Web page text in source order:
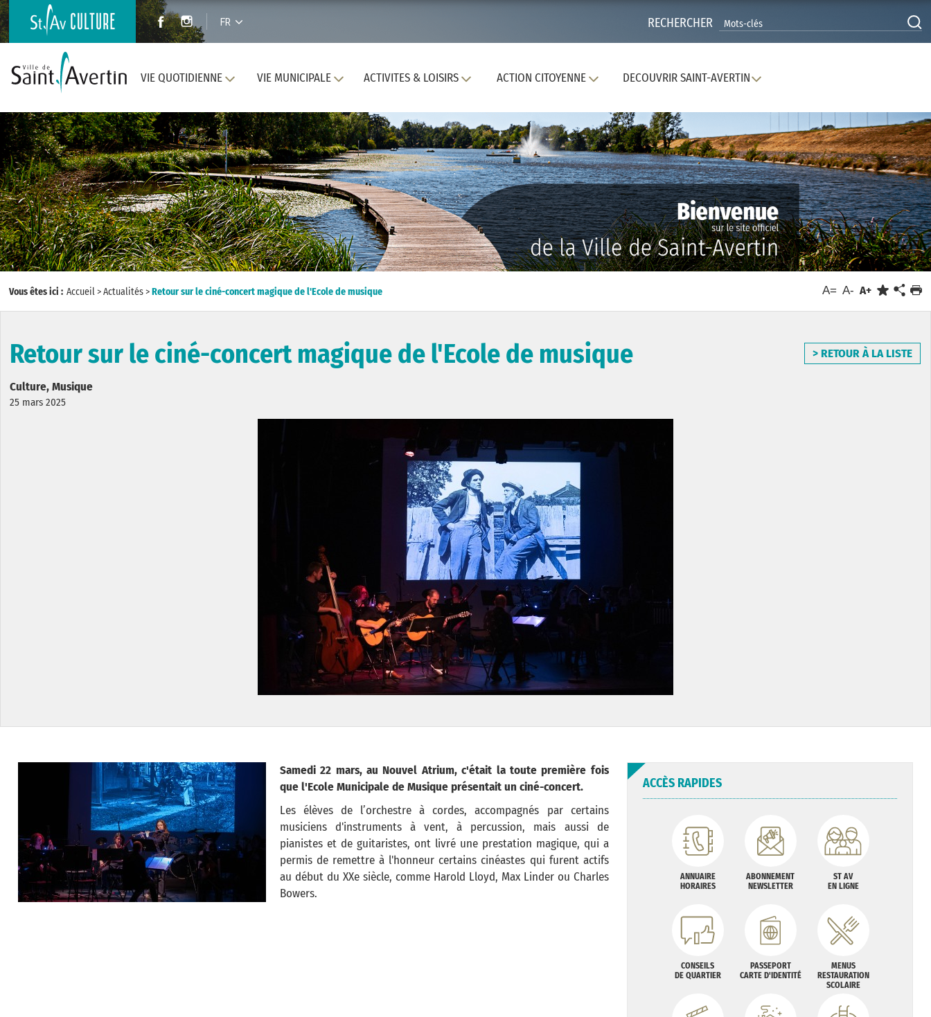
FR RECHERCHER
VIE QUOTIDIENNE VIE MUNICIPALE ACTIVITES & LOISIRS ACTION CITOYENNE DECOUVRIR SAINT-AVERTIN
Vous êtes ici : Accueil>Actualités>Retour sur le ciné-concert magique de l'Ecole de musique A= A- A+
Retour sur le ciné-concert magique de l'Ecole de musique > RETOUR À LA LISTE
Culture, Musique
25 mars 2025
Samedi 22 mars, au Nouvel Atrium, c'était la toute première fois
que l'Ecole Municipale de Musique présentait un ciné-concert.
Les élèves de l’orchestre à cordes, accompagnés par certains
musiciens d'instruments à vent, à percussion, mais aussi de
pianistes et de guitaristes, ont livré une prestation magique, qui a
permis de remettre à l'honneur certains cinéastes qui furent actifs
au début du XXe siècle, comme Harold Lloyd, Max Linder ou Charles
Bowers.
ACCÈS RAPIDES
ANNUAIRE
HORAIRES
ABONNEMENT
NEWSLETTER
ST AV
EN LIGNE
CONSEILS
DE QUARTIER
PASSEPORT
CARTE D'IDENTITÉ
MENUS
RESTAURATION
SCOLAIRE